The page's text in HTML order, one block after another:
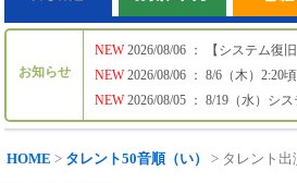
お知らせ
NEW
NEW
NEW
2026/08/06 ： 【システム復
2026/08/06 ： 8/6（木）
2026/08/05 ： 8/19（水）シ
HOME > タレント50音順（い） > タレント出